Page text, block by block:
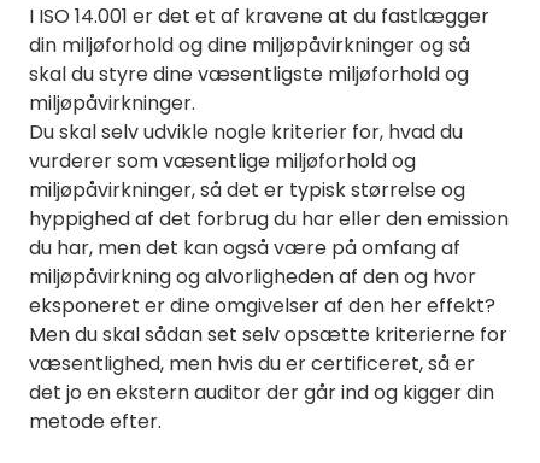
I ISO 14.001 er det et af kravene at du fastlægger
din miljøforhold og dine miljøpåvirkninger og så
skal du styre dine væsentligste miljøforhold og
miljøpåvirkninger.
Du skal selv udvikle nogle kriterier for, hvad du
vurderer som væsentlige miljøforhold og
miljøpåvirkninger, så det er typisk størrelse og
hyppighed af det forbrug du har eller den emission
du har, men det kan også være på omfang af
miljøpåvirkning og alvorligheden af den og hvor
eksponeret er dine omgivelser af den her effekt?
Men du skal sådan set selv opsætte kriterierne for
væsentlighed, men hvis du er certificeret, så er
det jo en ekstern auditor der går ind og kigger din
metode efter.